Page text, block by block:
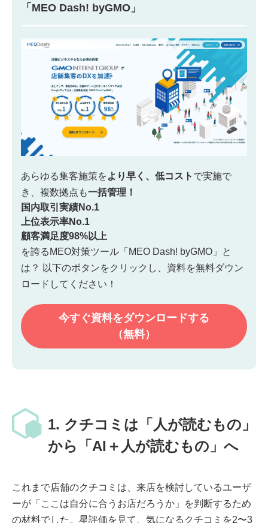
「MEO Dash! byGMO」
あらゆる集客施策をより早く、低コスト で実施で
き、 複数拠点も一括管理！
国内取引実績No.1
上位表示率No.1
顧客満足度98%以上
を誇るMEO対策ツール「MEO Dash! byGMO」と
は？
以下のボタンをクリックし、資料を無料ダウン
ロードしてください！
今すぐ資料をダウンロードする
（無料）
1. クチコミは「人が読むもの」
から「AI＋人が読むもの」へ
これまで店舗のクチコミは、来店を検討しているユーザ
ーが「ここは自分に合うお店だろうか」を判断するため
の材料でした。星評価を見て、気になるクチコミを2〜3